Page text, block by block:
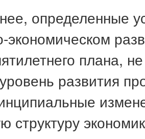
определенные
экономическом
плана,
развития
структуру